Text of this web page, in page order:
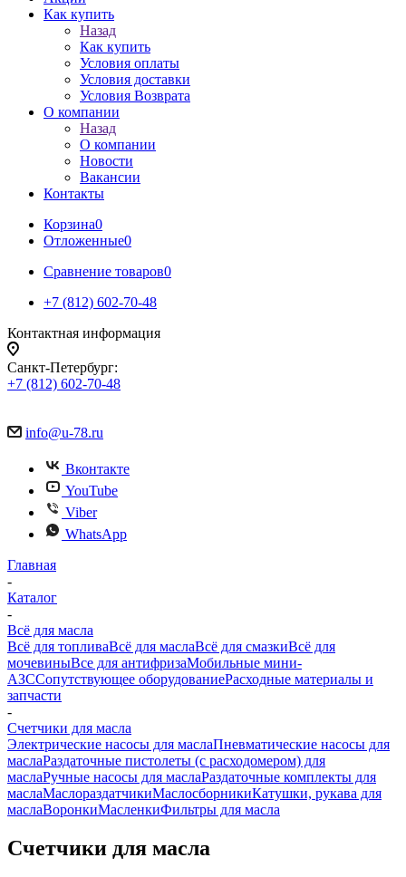
Как купить
Назад
Как купить
Условия оплаты
Условия доставки
Условия Возврата
О компании
Назад
О компании
Новости
Вакансии
Контакты
Корзина0
Отложенные0
Сравнение товаров0
+7 (812) 602-70-48
Контактная информация
Санкт-Петербург:
+7 (812) 602-70-48
info@u-78.ru
Вконтакте
YouTube
Viber
WhatsApp
Главная
-
Каталог
-
Всё для масла
Всё для топливаВсё для маслаВсё для смазкиВсё для
мочевиныВсе для антифризаМобильные мини-
АЗССопутствующее оборудованиеРасходные материалы и
запчасти
-
Счетчики для масла
Электрические насосы для маслаПневматические насосы для
маслаРаздаточные пистолеты (с расходомером) для
маслаРучные насосы для маслаРаздаточные комплекты для
маслаМаслораздатчикиМаслосборникиКатушки, рукава для
маслаВоронкиМасленкиФильтры для масла
Счетчики для масла